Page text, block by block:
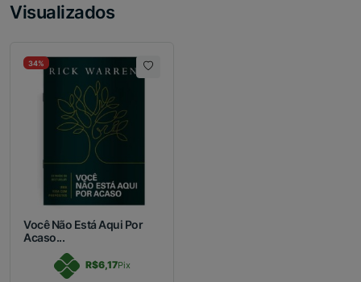
Visualizados
34%
Você Não Está Aqui Por
Acaso...
R$6,17Pix